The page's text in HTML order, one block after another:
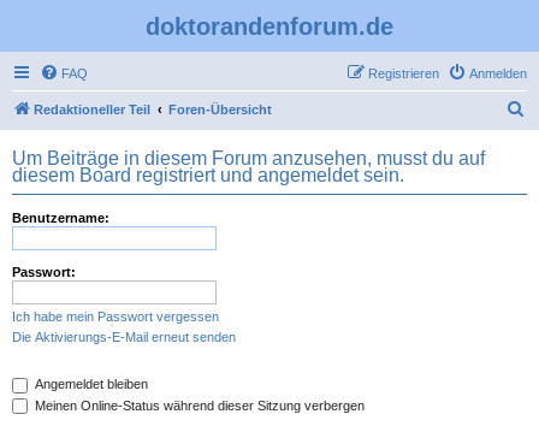
doktorandenforum.de
FAQ Anmelden
Registrieren
Redaktioneller Teil Foren-Übersicht
h
Um Beiträge in diesem Forum anzusehen, musst du auf
diesem Board registriert und angemeldet sein.
Benutzername:
Passwort:
Ich habe mein Passwort vergessen
Die Aktivierungs-E-Mail erneut senden
Angemeldet bleiben
Meinen Online-Status während dieser Sitzung verbergen